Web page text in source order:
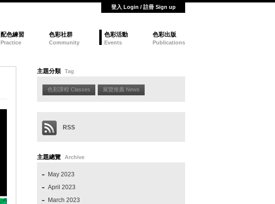
登入 Login / 註冊 Sign up
配色練習
Practice
色彩社群
Community
色彩活動
Events
色彩出版
Publications
主題分類 Tag
色彩課程 Classes 展覽推薦 News
RSS
主題總覽 Archive
May 2023
April 2023
March 2023